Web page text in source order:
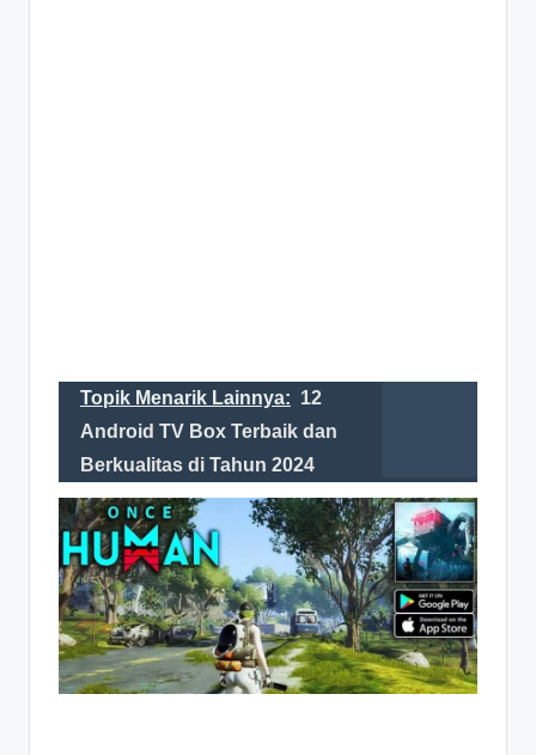
Topik Menarik Lainnya: 12
Android TV Box Terbaik dan
Berkualitas di Tahun 2024